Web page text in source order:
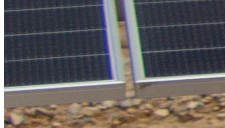
Le SIED 70, c'est 30 années d'expertise dans le domaine de
l'électrification et de l'éclairage public sur le territoire de la
Haute-Saône. Mais aussi : un service dédié aux Énergies
Renouvelables, avec la construction et l'exploitation de
chaufferies biomasse collectives, un service de Conseils en
Énergie Partagés, la valorisation de vos Certificats
d'Économie d'Énergie, ainsi que le déploiement de bornes de
recharge pour véhicules électriques.
S'incrire à la lettre d'information